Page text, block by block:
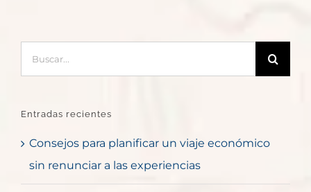
Entradas recientes
Consejos para planificar un viaje económico
sin renunciar a las experiencias